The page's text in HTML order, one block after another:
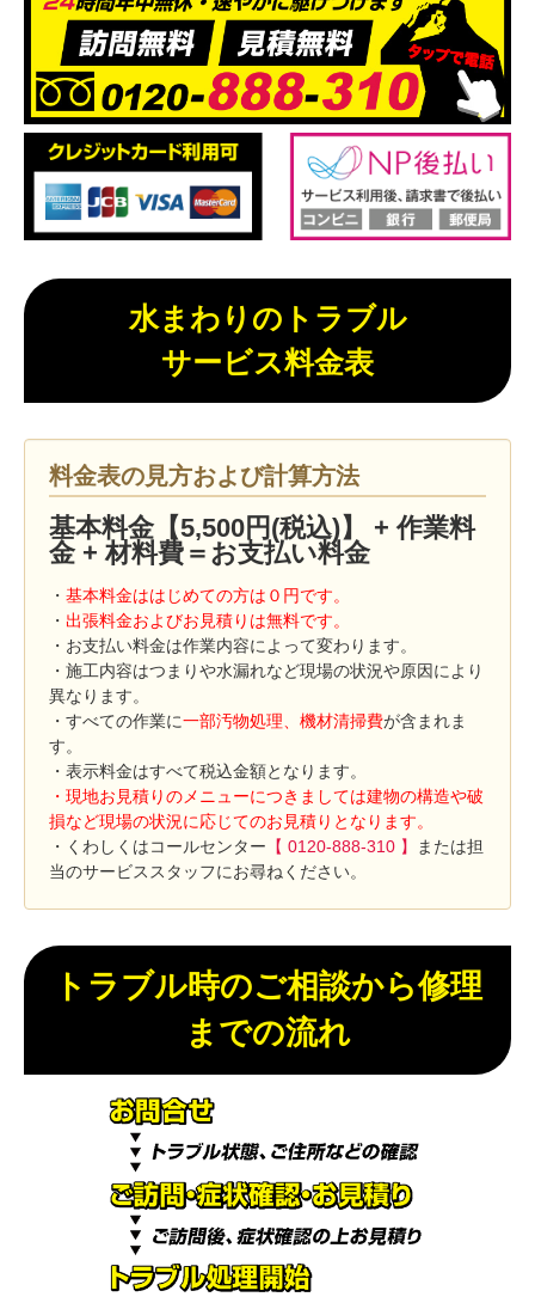
水まわりのトラブル
サービス料金表
料金表の見方および計算方法
基本料金【5,500円(税込)】 + 作業料
金 + 材料費＝お支払い料金
・ 基本料金ははじめての方は０円です。
・ 出張料金およびお見積りは無料です。
・お支払い料金は作業内容によって変わります。
・施工内容はつまりや水漏れなど現場の状況や原因により
異なります。
・すべての作業に一部汚物処理、機材清掃費が含まれま
す。
・表示料金はすべて税込金額となります。
・現地お見積りのメニューにつきましては建物の構造や破
損など現場の状況に応じてのお見積りとなります。
・くわしくはコールセンター 【 0120-888-310 】
または担
当のサービススタッフにお尋ねください。
トラブル時のご相談から修理
までの流れ